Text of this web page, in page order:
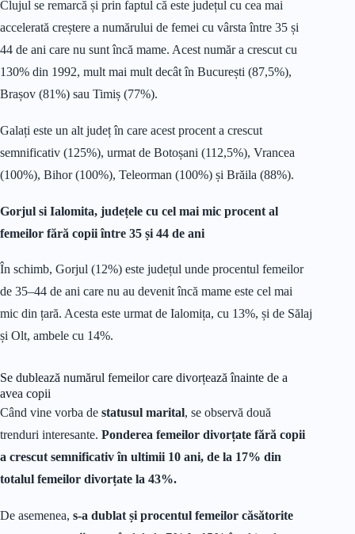
Clujul se remarcă și prin faptul că este județul cu cea mai
accelerată creștere a numărului de femei cu vârsta între 35 și
44 de ani care nu sunt încă mame. Acest număr a crescut cu
130% din 1992, mult mai mult decât în București (87,5%),
Brașov (81%) sau Timiș (77%).
Galați este un alt județ în care acest procent a crescut
semnificativ (125%), urmat de Botoșani (112,5%), Vrancea
(100%), Bihor (100%), Teleorman (100%) și Brăila (88%).
Gorjul si Ialomita, județele cu cel mai mic procent al
femeilor fără copii între 35 și 44 de ani
În schimb, Gorjul (12%) este județul unde procentul femeilor
de 35–44 de ani care nu au devenit încă mame este cel mai
mic din țară. Acesta este urmat de Ialomița, cu 13%, și de Sălaj
și Olt, ambele cu 14%.
Se dublează numărul femeilor care divorțează înainte de a
avea copii
Când vine vorba de statusul marital, se observă două
trenduri interesante. Ponderea femeilor divorțate fără copii
a crescut semnificativ în ultimii 10 ani, de la 17% din
totalul femeilor divorțate la 43%.
De asemenea, s-a dublat și procentul femeilor căsătorite